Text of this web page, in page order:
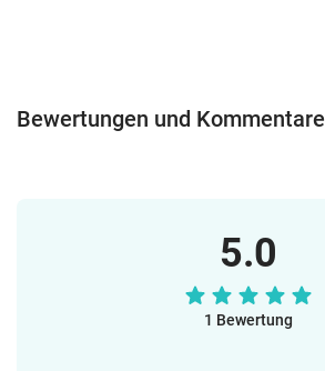
Bewertungen und Kommentare
5.0
1 Bewertung